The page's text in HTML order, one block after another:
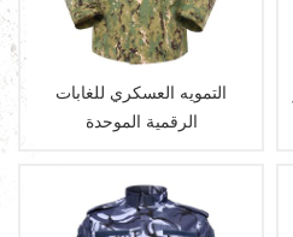
التمويه العسكري للغابات
الرقمية الموحدة